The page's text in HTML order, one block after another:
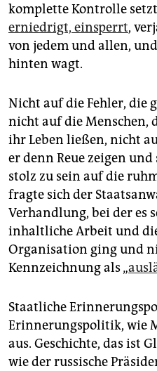
komplette Kontrolle
erniedrigt, einsperrt,
von jedem und allen,
hinten wagt.
Nicht auf die Fehler, die
nicht auf die Menschen,
ihr Leben ließen, nicht
er denn Reue zeigen
stolz zu sein auf die
fragte sich der
Verhandlung, bei der es
inhaltliche Arbeit und
Organisation ging und
Kennzeichnung als „
Staatliche
Erinnerungspolitik, wie
aus. Geschichte, das ist
wie der russische